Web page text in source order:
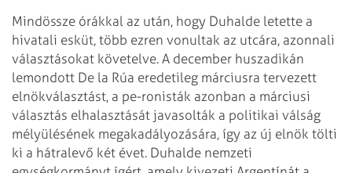
Mindössze órákkal az után, hogy Duhalde letette a
hivatali esküt, több ezren vonultak az utcára, azonnali
választásokat követelve. A december huszadikán
lemondott De la Rúa eredetileg márciusra tervezett
elnökválasztást, a pe-ronisták azonban a márciusi
választás elhalasztását javasolták a politikai válság
mélyülésének megakadályozására, így az új elnök tölti
ki a hátralevő két évet. Duhalde nemzeti